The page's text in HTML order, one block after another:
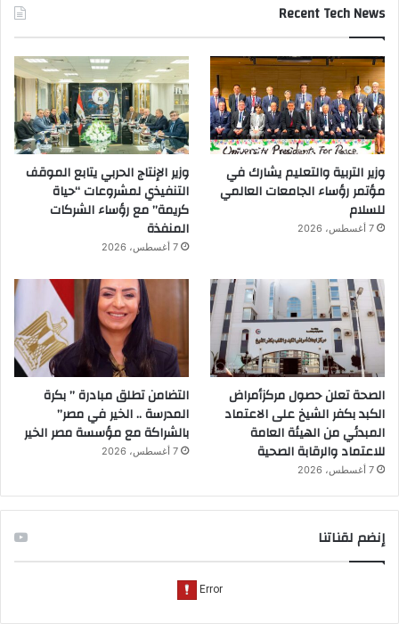
Recent Tech News
وزير التربية والتعليم يشارك في
مؤتمر رؤساء الجامعات العالمي
للسلام
7 أغسطس، 2026
وزير الإنتاج الحربي يتابع الموقف
التنفيذي لمشروعات “حياة
كريمة” مع رؤساء الشركات
المنفذة
7 أغسطس، 2026
الصحة تعلن حصول مركزأمراض
الكبد بكفر الشيخ على الاعتماد
المبدئي من الهيئة العامة
للاعتماد والرقابة الصحية
7 أغسطس، 2026
التضامن تطلق مبادرة ” بكرة
المدرسة .. الخير في مصر”
بالشراكة مع مؤسسة مصر الخير
7 أغسطس، 2026
إنضم لقناتنا